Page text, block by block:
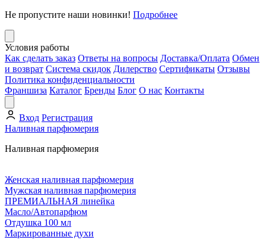
Не пропустите наши новинки! Подробнее
Условия работы
Как сделать заказ Ответы на вопросы Доставка/Оплата Обмен
и возврат Система скидок Дилерство Сертификаты Отзывы
Политика конфиденциальности
Франшиза Каталог Бренды Блог О нас Контакты
Вход Регистрация
Наливная парфюмерия
Наливная парфюмерия
Женская наливная парфюмерия
Мужская наливная парфюмерия
ПРЕМИАЛЬНАЯ линейка
Масло/Автопарфюм
Отдушка 100 мл
Маркированные духи